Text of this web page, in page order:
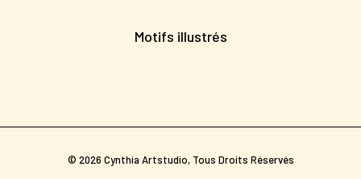
Motifs illustrés
© 2026 Cynthia Artstudio, Tous Droits Réservés